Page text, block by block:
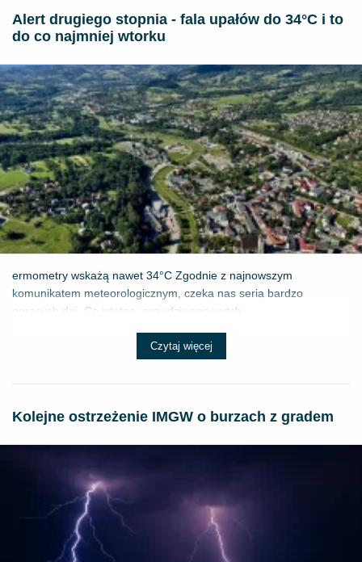
Alert drugiego stopnia - fala upałów do 34°C i to
do co najmniej wtorku
ermometry wskażą nawet 34°C Zgodnie z najnowszym
komunikatem meteorologicznym, czeka nas seria bardzo
gorących dni. Co istotne, prawdziwego wytch...
Czytaj więcej
Kolejne ostrzeżenie IMGW o burzach z gradem